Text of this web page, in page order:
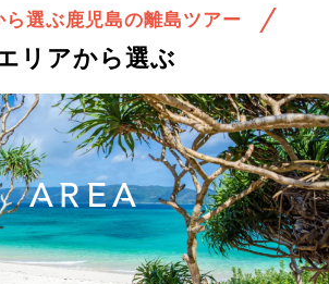
ら選ぶ鹿児島の離島ツアー
リアから選ぶ
AREA